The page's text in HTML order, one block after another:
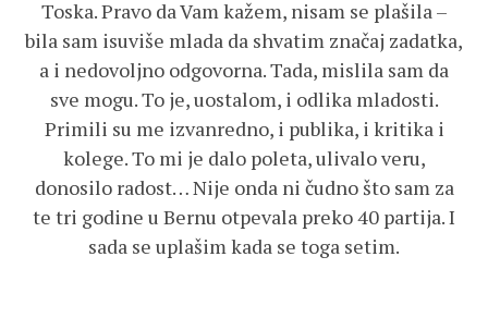
Toska. Pravo da Vam kažem, nisam se plašila –
bila sam isuviše mlada da shvatim značaj zadatka,
a i nedovoljno odgovorna. Tada, mislila sam da
sve mogu. To je, uostalom, i odlika mladosti.
Primili su me izvanredno, i publika, i kritika i
kolege. To mi je dalo poleta, ulivalo veru,
donosilo radost… Nije onda ni čudno što sam za
te tri godine u Bernu otpevala preko 40 partija. I
sada se uplašim kada se toga setim.